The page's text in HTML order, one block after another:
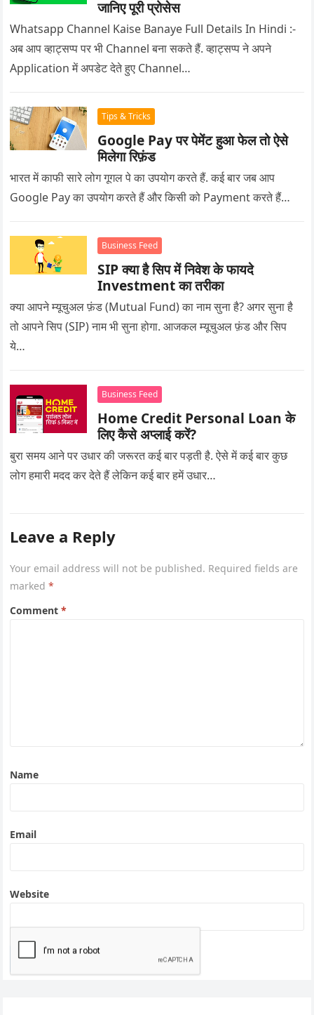
जानिए पूरी प्रोसेस
Whatsapp Channel Kaise Banaye Full Details In Hindi :-
अब आप व्हाट्सप्प पर भी Channel बना सकते हैं. व्हाट्सप्प ने अपने
Application में अपडेट देते हुए Channel…
Tips & Tricks
Google Pay पर पेमेंट हुआ फेल तो ऐसे
मिलेगा रिफ़ंड
भारत में काफी सारे लोग गूगल पे का उपयोग करते हैं. कई बार जब आप
Google Pay का उपयोग करते हैं और किसी को Payment करते हैं…
Business Feed
SIP क्या है सिप में निवेश के फायदे
Investment का तरीका
क्या आपने म्यूचुअल फ़ंड (Mutual Fund) का नाम सुना है? अगर सुना है
तो आपने सिप (SIP) नाम भी सुना होगा. आजकल म्यूचुअल फ़ंड और सिप
ये…
Business Feed
Home Credit Personal Loan के
लिए कैसे अप्लाई करें?
बुरा समय आने पर उधार की जरूरत कई बार पड़ती है. ऐसे में कई बार कुछ
लोग हमारी मदद कर देते हैं लेकिन कई बार हमें उधार…
Leave a Reply
Your email address will not be published. Required fields are
marked*
Comment*
Name
Email
Website